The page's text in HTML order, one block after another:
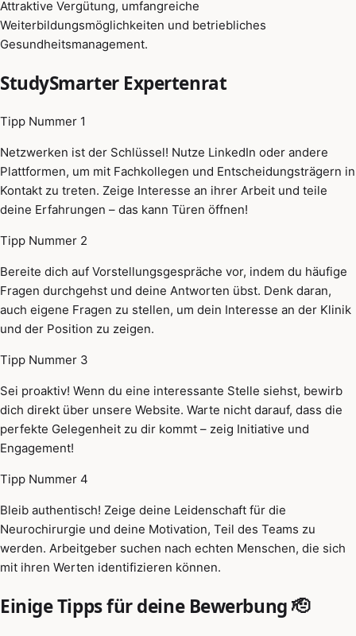
Attraktive Vergütung, umfangreiche
Weiterbildungsmöglichkeiten und betriebliches
Gesundheitsmanagement.
StudySmarter Expertenrat
Tipp Nummer 1
Netzwerken ist der Schlüssel! Nutze LinkedIn oder andere
Plattformen, um mit Fachkollegen und Entscheidungsträgern in
Kontakt zu treten. Zeige Interesse an ihrer Arbeit und teile
deine Erfahrungen – das kann Türen öffnen!
Tipp Nummer 2
Bereite dich auf Vorstellungsgespräche vor, indem du häufige
Fragen durchgehst und deine Antworten übst. Denk daran,
auch eigene Fragen zu stellen, um dein Interesse an der Klinik
und der Position zu zeigen.
Tipp Nummer 3
Sei proaktiv! Wenn du eine interessante Stelle siehst, bewirb
dich direkt über unsere Website. Warte nicht darauf, dass die
perfekte Gelegenheit zu dir kommt – zeig Initiative und
Engagement!
Tipp Nummer 4
Bleib authentisch! Zeige deine Leidenschaft für die
Neurochirurgie und deine Motivation, Teil des Teams zu
werden. Arbeitgeber suchen nach echten Menschen, die sich
mit ihren Werten identifizieren können.
Einige Tipps für deine Bewerbung 🫡